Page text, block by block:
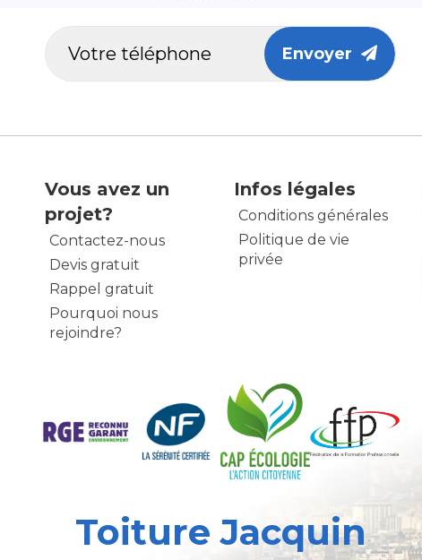
Envoyer
Vous avez un
projet?
Contactez-nous
Devis gratuit
Rappel gratuit
Pourquoi nous
rejoindre?
Infos légales
Conditions générales
Politique de vie
privée
Toiture Jacquin